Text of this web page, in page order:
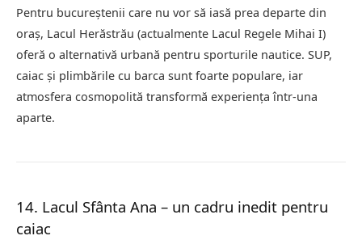
Pentru bucureștenii care nu vor să iasă prea departe din
oraș, Lacul Herăstrău (actualmente Lacul Regele Mihai I)
oferă o alternativă urbană pentru sporturile nautice. SUP,
caiac și plimbările cu barca sunt foarte populare, iar
atmosfera cosmopolită transformă experiența într-una
aparte.
14. Lacul Sfânta Ana – un cadru inedit pentru
caiac